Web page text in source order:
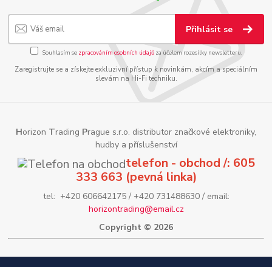
Přihlásit se
Souhlasím se zpracováním osobních údajůza účelem rozesílky newsletteru.
Zaregistrujte se a získejte exkluzivní přístup k novinkám, akcím a speciálním
slevám na Hi-Fi techniku.
Horizon Trading Prague s.r.o. distributor značkové elektroniky,
hudby a příslušenství
telefon - obchod /: 605
333 663 (pevná linka)
tel: +420 606642175 / +420 731488630 / email:
horizontrading@email.cz
Copyright © 2026